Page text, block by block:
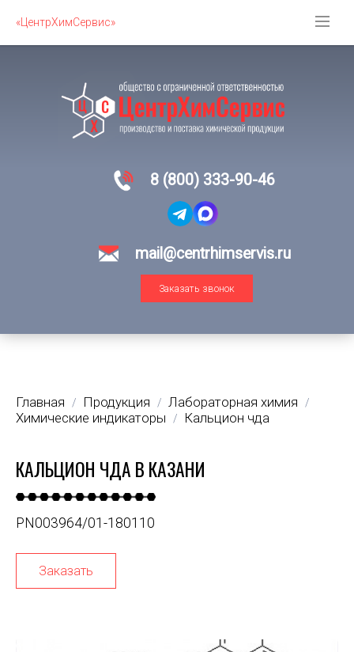
«ЦентрХимСервис»
8 (800) 333-90-46
mail@centrhimservis.ru
Заказать звонок
Главная / Продукция / Лабораторная химия /
Химические индикаторы / Кальцион чда
КАЛЬЦИОН ЧДА В КАЗАНИ
PN003964/01-180110
Заказать